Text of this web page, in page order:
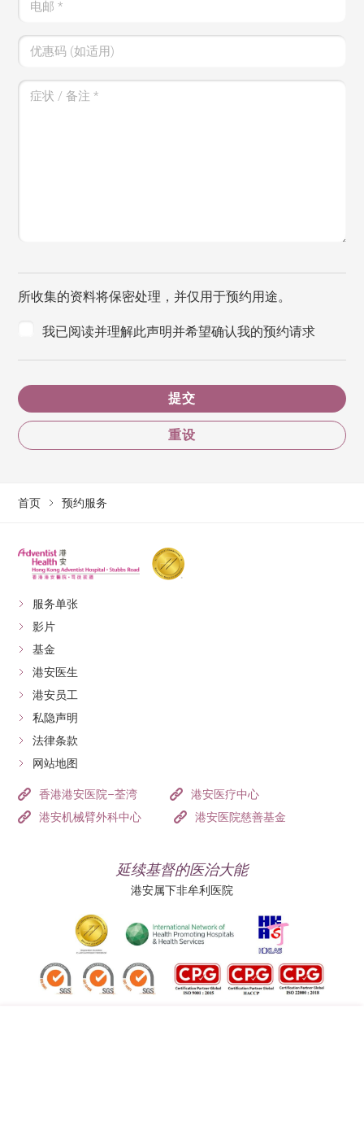
电邮*
优惠码 (如适用)
症状 / 备注*
所收集的资料将保密处理，并仅用于预约用途。
我已阅读并理解此声明并希望确认我的预约请求
提交
重设
首页 预约服务
服务单张
影片
基金
港安医生
港安员工
私隐声明
法律条款
网站地图
香港港安医院–荃湾
港安医疗中心
港安机械臂外科中心
港安医院慈善基金
延续基督的医治大能
港安属下非牟利医院